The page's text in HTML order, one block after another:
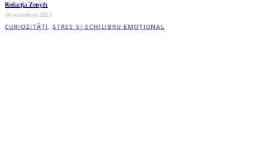
Redacția Zenyth
30 octombrie 2023
CURIOZITĂȚI,STRES ȘI ECHILIBRU EMOȚIONAL